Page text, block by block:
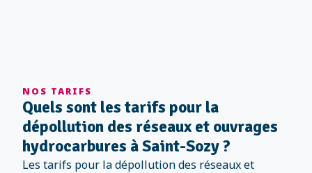
NOS TARIFS
Quels sont les tarifs pour la
dépollution des réseaux et ouvrages
hydrocarbures à Saint-Sozy ?
Les tarifs pour la dépollution des réseaux et